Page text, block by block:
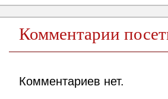
Комментарии
Комментариев нет.